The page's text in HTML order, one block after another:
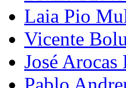
Laia Pio
Vicente
José Arocas